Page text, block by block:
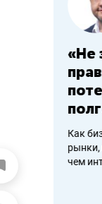
«Не
Как
рынки,
чем